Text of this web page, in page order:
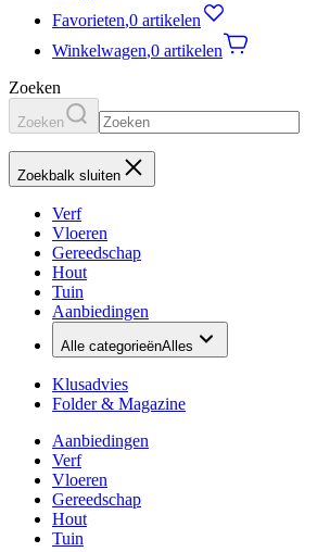
Favorieten,0 artikelen
Winkelwagen,0 artikelen
Zoeken
Zoeken
Zoekbalk sluiten
Verf
Vloeren
Gereedschap
Hout
Tuin
Aanbiedingen
Alle categorieënAlles
Klusadvies
Folder & Magazine
Aanbiedingen
Verf
Vloeren
Gereedschap
Hout
Tuin